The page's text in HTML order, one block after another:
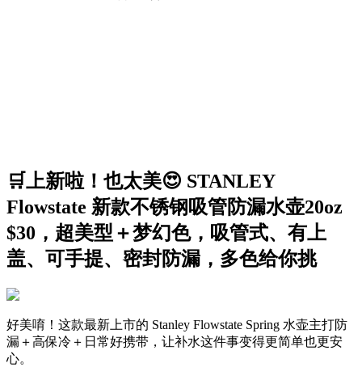
🛒上新啦！也太美😍 STANLEY
Flowstate 新款不锈钢吸管防漏水壶20oz
$30，超美型＋梦幻色，吸管式、有上
盖、可手提、密封防漏，多色给你挑
好美唷！这款最新上市的 Stanley Flowstate Spring 水壶主打防
漏＋高保冷＋日常好携带，让补水这件事变得更简单也更安
心。